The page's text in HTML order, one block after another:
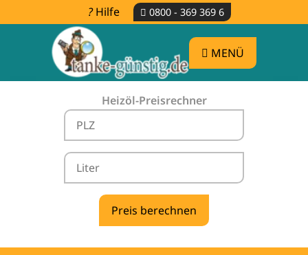
Hilfe 0800 - 369 369 6
MENÜ
Heizöl-Preisrechner
Heizölpreise Twistetal -
vergleichen & günstig tanken